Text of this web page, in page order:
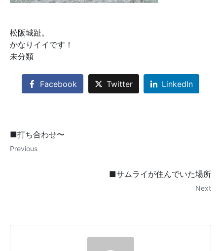
松阪城趾。
かなりイイです！
未分類
Facebook Twitter LinkedIn
■打ち合わせ〜
Previous
■サムライが住んでいた場所
Next